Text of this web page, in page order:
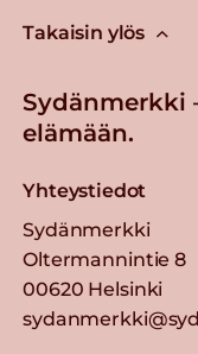
Takaisin ylös
Sydänmerkki
elämään.
Yhteystiedot
Sydänmerkki
Oltermannintie 8
00620 Helsinki